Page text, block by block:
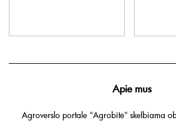
Apie mus
Agroverslo portale "Agrobitė" skelbiama